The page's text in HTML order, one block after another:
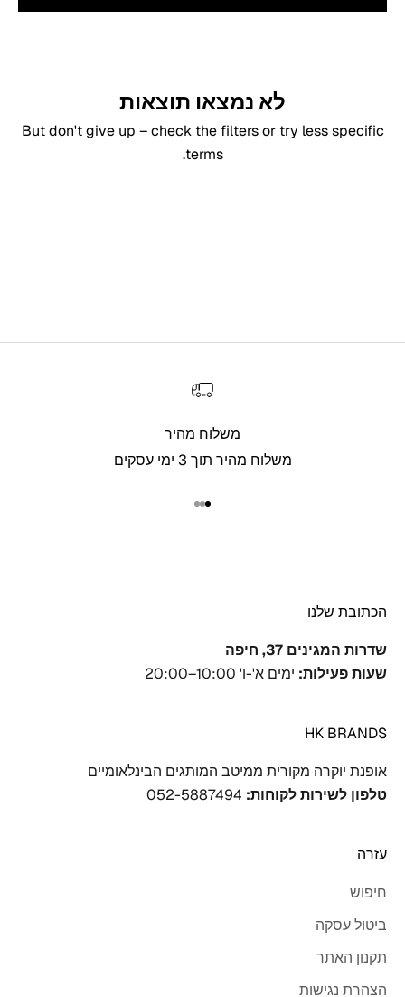
לא נמצאו תוצאות
But don't give up – check the filters or try less specific
terms.
משלוח מהיר
משלוח מהיר תוך 3 ימי עסקים
עבור לפריט 1
עבור לפריט 2
עבור לפריט 3
הכתובת שלנו
שדרות המגינים 37, חיפה
שעות פעילות: ימים א'-ו' 10:00–20:00
HK BRANDS
אופנת יוקרה מקורית ממיטב המותגים הבינלאומיים
טלפון לשירות לקוחות:
עזרה
חיפוש
ביטול עסקה
תקנון האתר
הצהרת נגישות